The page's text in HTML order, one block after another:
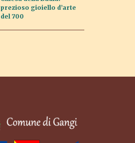
prezioso gioiello d’arte
del 700